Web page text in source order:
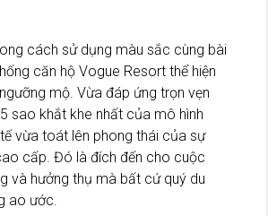
cách sử dụng màu sắc cùng bài
căn hộ Vogue Resort thể hiện
mộ. Vừa đáp ứng trọn vẹn
sao khắt khe nhất của mô hình
vừa toát lên phong thái của sự
cấp. Đó là đích đến cho cuộc
và hưởng thụ mà bất cứ quý du
ao ước.